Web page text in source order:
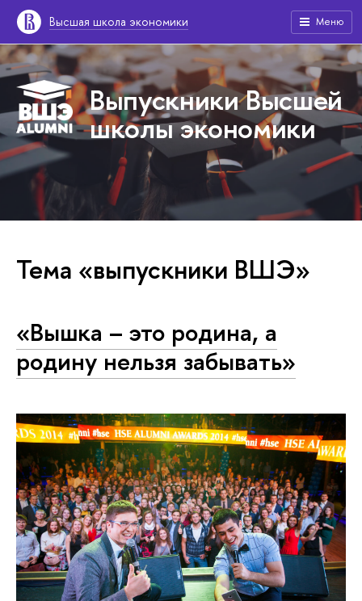
Высшая школа экономики Меню
Выпускники Высшей
школы экономики
Тема «выпускники ВШЭ»
«Вышка – это родина, а
родину нельзя забывать»